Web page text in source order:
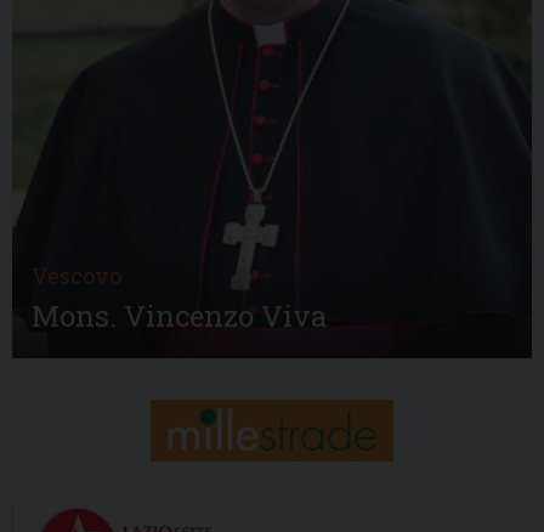
Vescovo
Mons. Vincenzo Viva